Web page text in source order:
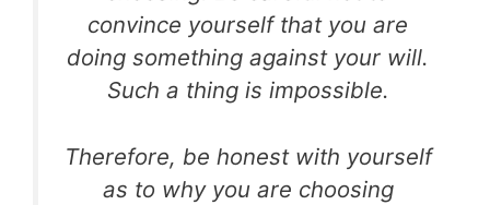
convince yourself that you are
doing something against your will.
Such a thing is impossible.
Therefore, be honest with yourself
as to why you are choosing